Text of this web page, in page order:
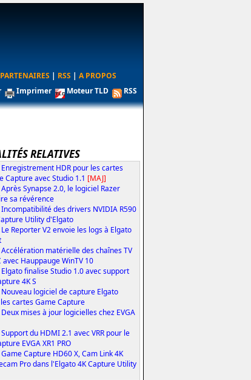
PARTENAIRES | RSS | A PROPOS
Imprimer Moteur TLD RSS
RELATIVES
Enregistrement HDR pour les cartes
Capture avec Studio 1.1 [MAJ]
Après Synapse 2.0, le logiciel Razer
sa révérence
Incompatibilité des drivers NVIDIA R590
Utility d'Elgato
Le Reporter V2 envoie les logs à Elgato
Accélération matérielle des chaînes TV
avec Hauppauge WinTV 10
Elgato finalise Studio 1.0 avec support
4K S
Nouveau logiciel de capture Elgato
cartes Game Capture
Deux mises à jour logicielles chez EVGA
Support du HDMI 2.1 avec VRR pour le
EVGA XR1 PRO
Game Capture HD60 X, Cam Link 4K
Pro dans l'Elgato 4K Capture Utility